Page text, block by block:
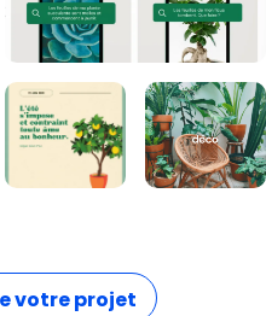
votre projet